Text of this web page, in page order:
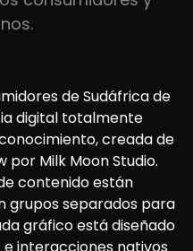
de Sudáfrica de
digital totalmente
creada de
Milk Moon Studio.
contenido están
grupos separados para
gráfico está diseñado
interacciones nativos